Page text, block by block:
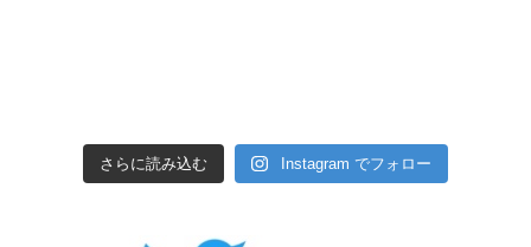
さらに読み込む Instagram でフォロー